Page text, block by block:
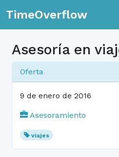
TimeOverflow
Asesoría en
Oferta
9 de enero de 2016
Asesoramiento
viajes